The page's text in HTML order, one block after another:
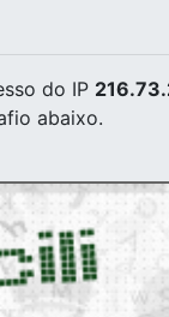
do IP
abaixo.